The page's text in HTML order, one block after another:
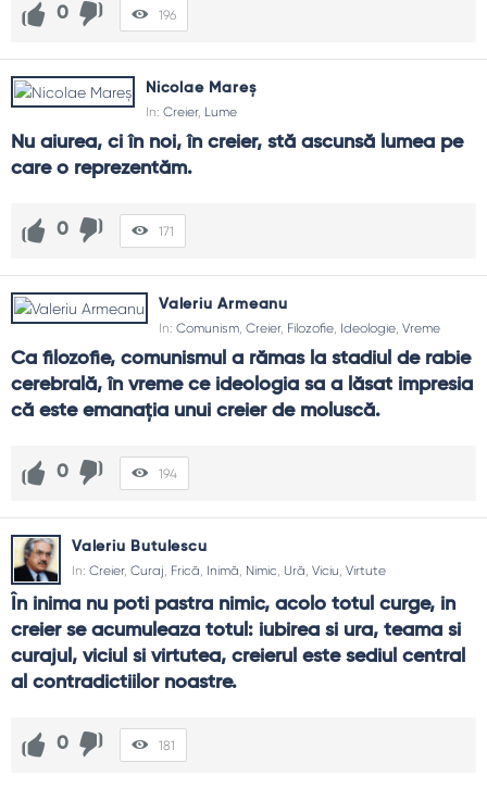
0 196
Nicolae Mareș
In: Creier, Lume
Nu aiurea, ci în noi, în creier, stă ascunsă lumea pe
care o reprezentăm.
0 171
Valeriu Armeanu
In: Comunism, Creier, Filozofie, Ideologie, Vreme
Ca filozofie, comunismul a rămas la stadiul de rabie
cerebrală, în vreme ce ideologia sa a lăsat impresia
că este emanaţia unui creier de moluscă.
0 194
Valeriu Butulescu
In: Creier, Curaj, Frică, Inimă, Nimic, Ură, Viciu, Virtute
În inima nu poti pastra nimic, acolo totul curge, in
creier se acumuleaza totul: iubirea si ura, teama si
curajul, viciul si virtutea, creierul este sediul central
al contradictiilor noastre.
0 181